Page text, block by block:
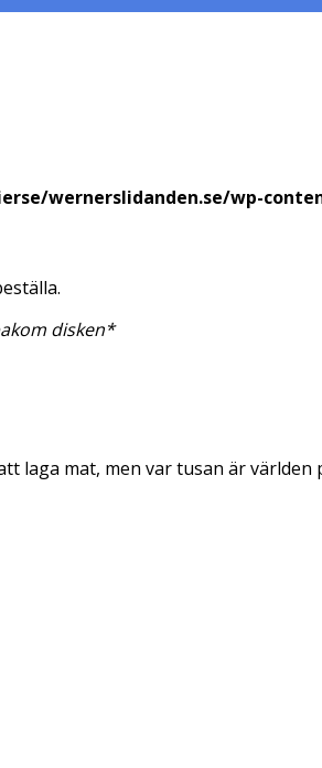
wernerslidanden.se/wp-
disken*
laga mat, men var tusan är världen